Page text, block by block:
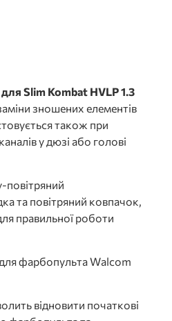
Slim Kombat HVLP 1.3
зношених елементів
також при
у дюзі або голові
повітряний
та повітряний ковпачок,
правильної роботи
фарбопульта Walcom
відновити початкові